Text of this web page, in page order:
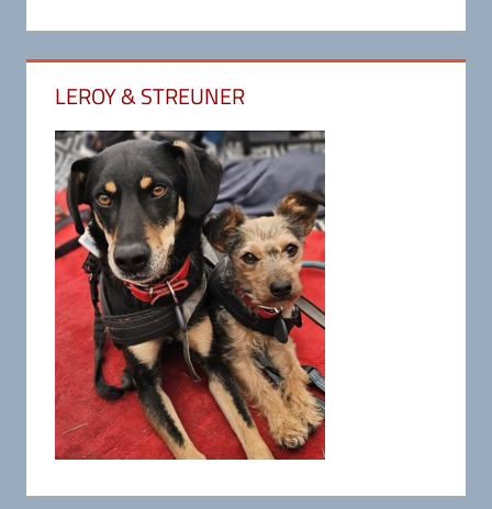
LEROY & STREUNER